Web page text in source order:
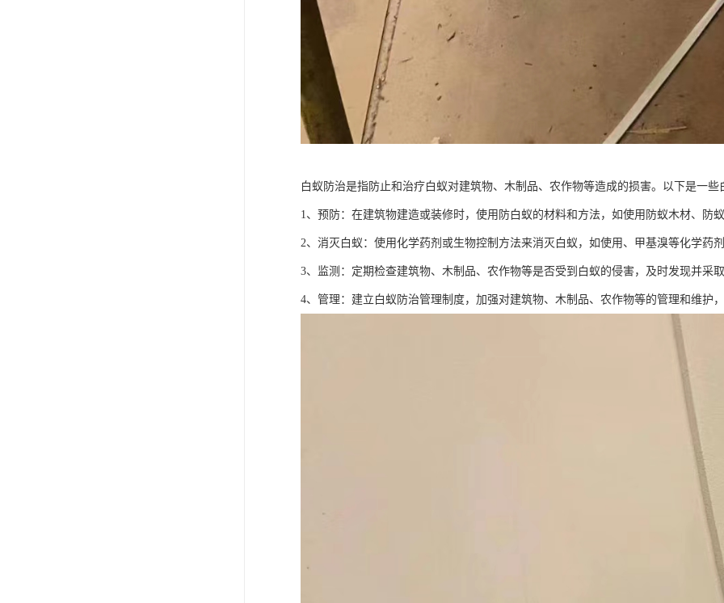
白蚁防治是指防止和治疗白蚁对建筑物、木制品、农作物等造成的损害。以下是一些
1、预防：在建筑物建造或装修时，使用防白蚁的材料和方法，如使用防蚁木材、防
2、消灭白蚁：使用化学药剂或生物控制方法来消灭白蚁，如使用、甲基溴等化学药
3、监测：定期检查建筑物、木制品、农作物等是否受到白蚁的侵害，及时发现并采
4、管理：建立白蚁防治管理制度，加强对建筑物、木制品、农作物等的管理和维护